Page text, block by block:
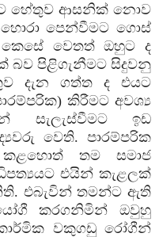
හේතුව ආසනික්‌ නොව
පෙන්වීමට ගොස්‌
වෙතත් ඔහුට ද
බව පිළිගැනීමට සිදුවනු
දැන ගත්ත ද එයට
කිරීමට අවශ්‍ය
සැලැස්‌වීමට ඉඩ
වෙති. පාරම්පරික
තම සමාජ
එයින් කැළලක්‌
එබැවින් තමන්ට ඇති
කරගනිමින් ඔවුහු
වකුගඩු රෝගීන්